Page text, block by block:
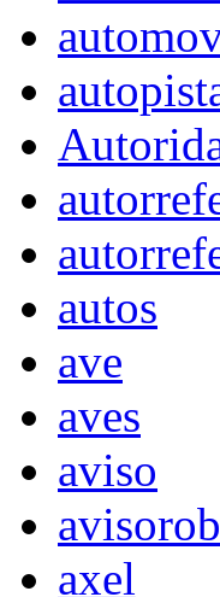
autos
ave
aves
aviso
axel